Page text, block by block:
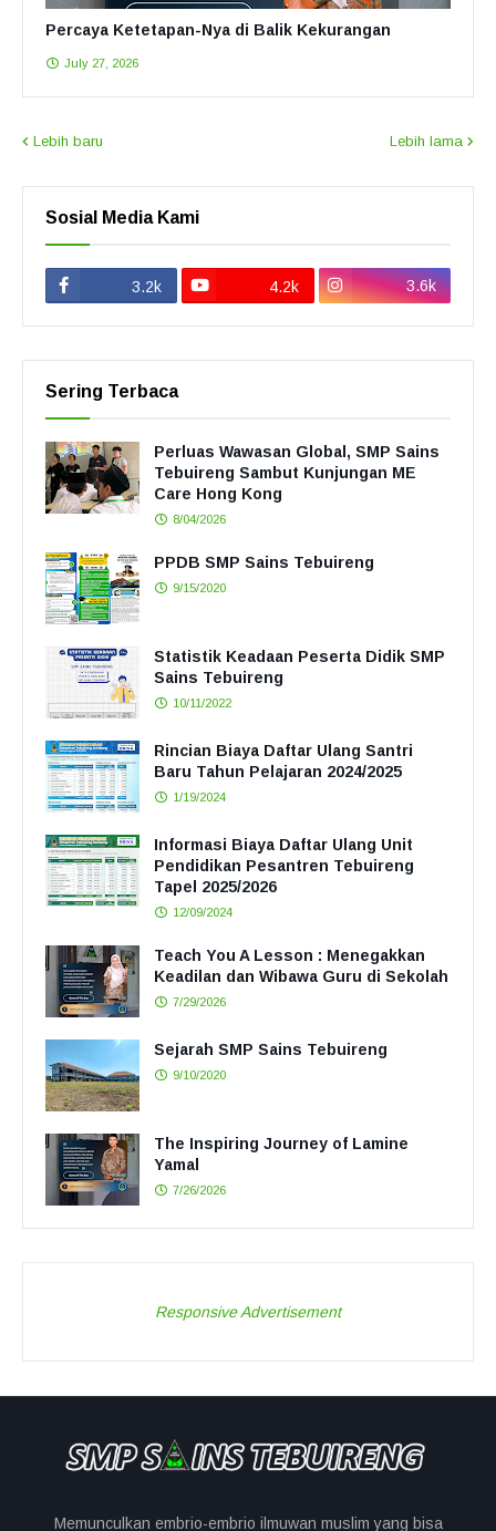
Percaya Ketetapan-Nya di Balik Kekurangan
July 27, 2026
Lebih baru Lebih lama
Sosial Media Kami
3.2k 4.2k 3.6k
Sering Terbaca
Perluas Wawasan Global, SMP Sains
Tebuireng Sambut Kunjungan ME
Care Hong Kong
8/04/2026
PPDB SMP Sains Tebuireng
9/15/2020
Statistik Keadaan Peserta Didik SMP
Sains Tebuireng
10/11/2022
Rincian Biaya Daftar Ulang Santri
Baru Tahun Pelajaran 2024/2025
1/19/2024
Informasi Biaya Daftar Ulang Unit
Pendidikan Pesantren Tebuireng
Tapel 2025/2026
12/09/2024
Teach You A Lesson : Menegakkan
Keadilan dan Wibawa Guru di Sekolah
7/29/2026
Sejarah SMP Sains Tebuireng
9/10/2020
The Inspiring Journey of Lamine
Yamal
7/26/2026
Responsive Advertisement
Memunculkan embrio-embrio ilmuwan muslim yang bisa